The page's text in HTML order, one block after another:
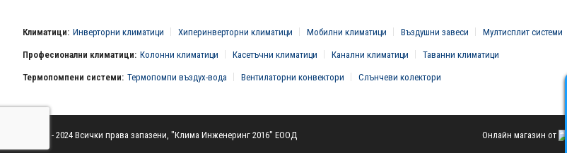
Климатици: Инверторни климатици Хиперинверторни климатици Мобилни климатици Въздушни завеси Мултисплит системи
Професионални климатици: Колонни климатици Касетъчни климатици Канални климатици Таванни климатици
Термопомпени системи: Термопомпи въздух-вода Вентилаторни конвектори Слънчеви колектори
© 2016 - 2024 Всички права запазени, "Клима Инженеринг 2016" ЕООД Онлайн магазин от